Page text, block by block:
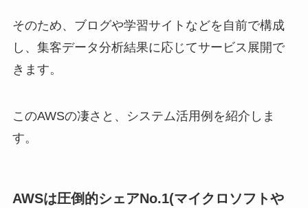
そのため、ブログや学習サイトなどを自前で構成
し、集客データ分析結果に応じてサービス展開で
きます。
このAWSの凄さと、システム活用例を紹介しま
す。
AWSは圧倒的シェアNo.1(マイクロソフトや